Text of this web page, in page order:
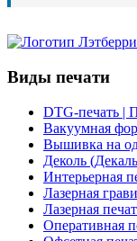
Виды печати
DTG-печать |
Вакуумная
Вышивка на
Деколь
Интерьерная
Лазерная
Лазерная
Оперативная